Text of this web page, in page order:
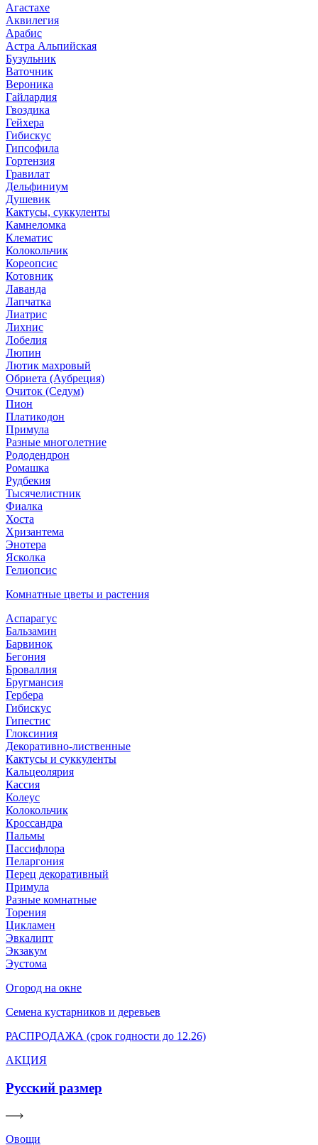
Агастахе
Аквилегия
Арабис
Астра Альпийская
Бузульник
Ваточник
Вероника
Гайлардия
Гвоздика
Гейхера
Гибискус
Гипсофила
Гортензия
Гравилат
Дельфиниум
Душевик
Кактусы, суккуленты
Камнеломка
Клематис
Колокольчик
Кореопсис
Котовник
Лаванда
Лапчатка
Лиатрис
Лихнис
Лобелия
Люпин
Лютик махровый
Обриета (Аубреция)
Очиток (Седум)
Пион
Платикодон
Примула
Разные многолетние
Рододендрон
Ромашка
Рудбекия
Тысячелистник
Фиалка
Хоста
Хризантема
Энотера
Ясколка
Гелиопсис
Комнатные цветы и растения
Аспарагус
Бальзамин
Барвинок
Бегония
Броваллия
Бругмансия
Гербера
Гибискус
Гипестис
Глоксиния
Декоративно-лиственные
Кактусы и суккуленты
Кальцеолярия
Кассия
Колеус
Колокольчик
Кроссандра
Пальмы
Пассифлора
Пеларгония
Перец декоративный
Примула
Разные комнатные
Торения
Цикламен
Эвкалипт
Экзакум
Эустома
Огород на окне
Семена кустарников и деревьев
РАСПРОДАЖА (срок годности до 12.26)
АКЦИЯ
Русский размер
Овощи